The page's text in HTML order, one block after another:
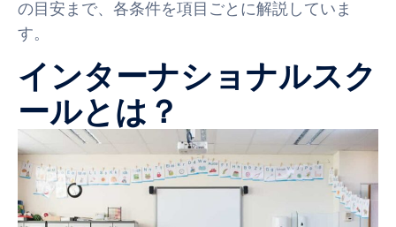
の目安まで、各条件を項目ごとに解説していま
す。
インターナショナルスク
ールとは？